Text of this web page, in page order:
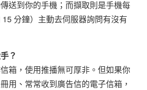
送到你的手機；而擷取則是手機每
分鐘）主動去伺服器詢問有沒有
？
箱，使用推播無可厚非。但如果你
用、常常收到廣告信的電子信箱，